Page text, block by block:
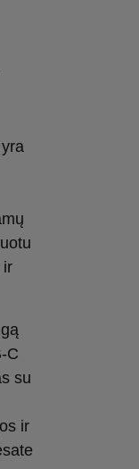
ir
C
su
ir